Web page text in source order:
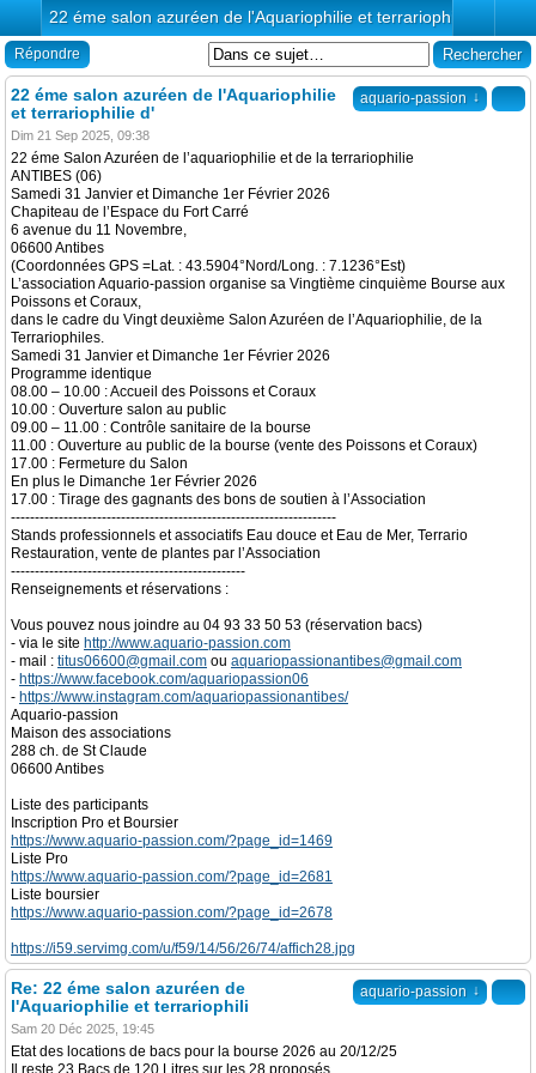
22 éme salon azuréen de l'Aquariophilie et terrariophilie d'
Répondre
aquario-passion ↓
22 éme salon azuréen de l'Aquariophilie
et terrariophilie d'
Dim 21 Sep 2025, 09:38
22 éme Salon Azuréen de l’aquariophilie et de la terrariophilie
ANTIBES (06)
Samedi 31 Janvier et Dimanche 1er Février 2026
Chapiteau de l’Espace du Fort Carré
6 avenue du 11 Novembre,
06600 Antibes
(Coordonnées GPS =Lat. : 43.5904°Nord/Long. : 7.1236°Est)
L’association Aquario-passion organise sa Vingtième cinquième Bourse aux
Poissons et Coraux,
dans le cadre du Vingt deuxième Salon Azuréen de l’Aquariophilie, de la
Terrariophiles.
Samedi 31 Janvier et Dimanche 1er Février 2026
Programme identique
08.00 – 10.00 : Accueil des Poissons et Coraux
10.00 : Ouverture salon au public
09.00 – 11.00 : Contrôle sanitaire de la bourse
11.00 : Ouverture au public de la bourse (vente des Poissons et Coraux)
17.00 : Fermeture du Salon
En plus le Dimanche 1er Février 2026
17.00 : Tirage des gagnants des bons de soutien à l’Association
--------------------------------------------------------------------
Stands professionnels et associatifs Eau douce et Eau de Mer, Terrario
Restauration, vente de plantes par l’Association
-------------------------------------------------
Renseignements et réservations :
Vous pouvez nous joindre au 04 93 33 50 53 (réservation bacs)
- via le site http://www.aquario-passion.com
- mail : titus06600@gmail.com ou aquariopassionantibes@gmail.com
- https://www.facebook.com/aquariopassion06
- https://www.instagram.com/aquariopassionantibes/
Aquario-passion
Maison des associations
288 ch. de St Claude
06600 Antibes
Liste des participants
Inscription Pro et Boursier
https://www.aquario-passion.com/?page_id=1469
Liste Pro
https://www.aquario-passion.com/?page_id=2681
Liste boursier
https://www.aquario-passion.com/?page_id=2678
https://i59.servimg.com/u/f59/14/56/26/74/affich28.jpg
aquario-passion ↓
Re: 22 éme salon azuréen de
l'Aquariophilie et terrariophili
Sam 20 Déc 2025, 19:45
Etat des locations de bacs pour la bourse 2026 au 20/12/25
Il reste 23 Bacs de 120 Litres sur les 28 proposés